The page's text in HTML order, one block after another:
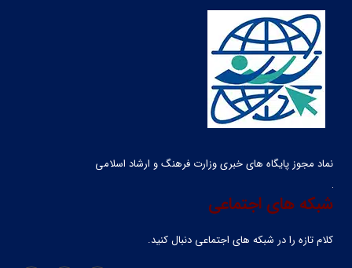
نماد مجوز پایگاه های خبری وزارت فرهنگ و ارشاد اسلامی
شبکه های اجتماعی
کلام تازه را در شبکه ‌های اجتماعی دنبال کنید.